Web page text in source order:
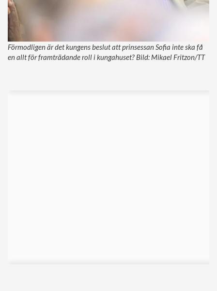
Förmodligen är det kungens beslut att prinsessan Sofia inte ska få
en allt för framträdande roll i kungahuset? Bild: Mikael Fritzon/TT